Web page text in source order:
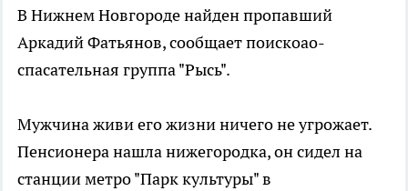
В Нижнем Новгороде найден пропавший
Аркадий Фатьянов, сообщает поискоао-
спасательная группа "Рысь".
Мужчина живи его жизни ничего не угрожает.
Пенсионера нашла нижегородка, он сидел на
станции метро "Парк культуры" в